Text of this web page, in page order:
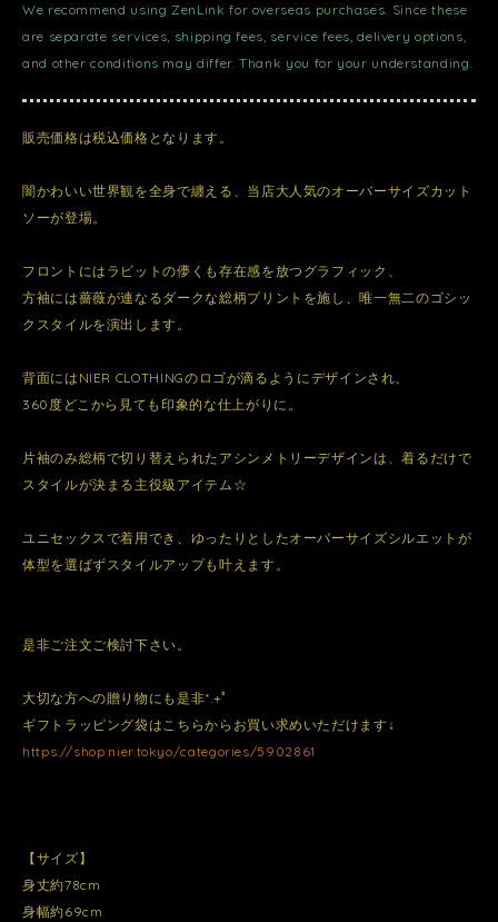
We recommend using ZenLink for overseas purchases. Since these
are separate services, shipping fees, service fees, delivery options,
and other conditions may differ. Thank you for your understanding.
販売価格は税込価格となります。
闇かわいい世界観を全身で纏える、当店大人気のオーバーサイズカット
ソーが登場。
フロントにはラビットの儚くも存在感を放つグラフィック、
方袖には薔薇が連なるダークな総柄プリントを施し、唯一無二のゴシッ
クスタイルを演出します。
背面にはNIER CLOTHINGのロゴが滴るようにデザインされ、
360度どこから見ても印象的な仕上がりに。
片袖のみ総柄で切り替えられたアシンメトリーデザインは、着るだけで
スタイルが決まる主役級アイテム☆
ユニセックスで着用でき、ゆったりとしたオーバーサイズシルエットが
体型を選ばずスタイルアップも叶えます。
是非ご注文ご検討下さい。
大切な方への贈り物にも是非*.+ﾟ
ギフトラッピング袋はこちらからお買い求めいただけます↓
https://shop.nier.tokyo/categories/5902861
【サイズ】
身丈約78cm
身幅約69cm